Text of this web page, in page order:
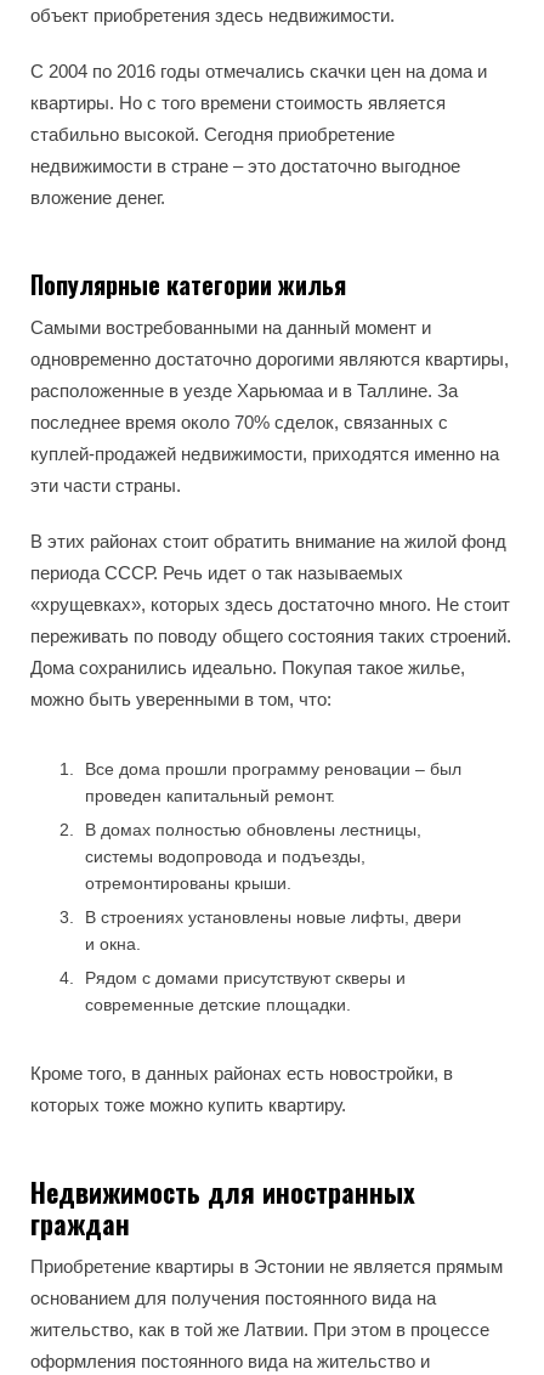
объект приобретения здесь недвижимости.
С 2004 по 2016 годы отмечались скачки цен на дома и
квартиры. Но с того времени стоимость является
стабильно высокой. Сегодня приобретение
недвижимости в стране – это достаточно выгодное
вложение денег.
Популярные категории жилья
Самыми востребованными на данный момент и
одновременно достаточно дорогими являются квартиры,
расположенные в уезде Харьюмаа и в Таллине. За
последнее время около 70% сделок, связанных с
куплей-продажей недвижимости, приходятся именно на
эти части страны.
В этих районах стоит обратить внимание на жилой фонд
периода СССР. Речь идет о так называемых
«хрущевках», которых здесь достаточно много. Не стоит
переживать по поводу общего состояния таких строений.
Дома сохранились идеально. Покупая такое жилье,
можно быть уверенными в том, что:
Все дома прошли программу реновации – был
проведен капитальный ремонт.
В домах полностью обновлены лестницы,
системы водопровода и подъезды,
отремонтированы крыши.
В строениях установлены новые лифты, двери
и окна.
Рядом с домами присутствуют скверы и
современные детские площадки.
Кроме того, в данных районах есть новостройки, в
которых тоже можно купить квартиру.
Недвижимость для иностранных
граждан
Приобретение квартиры в Эстонии не является прямым
основанием для получения постоянного вида на
жительство, как в той же Латвии. При этом в процессе
оформления постоянного вида на жительство и